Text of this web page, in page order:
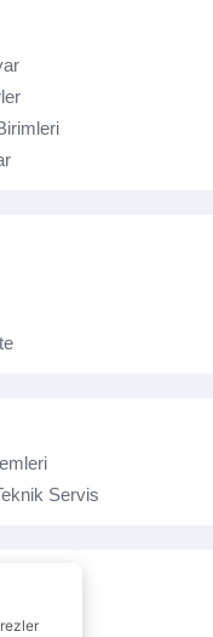
Servis